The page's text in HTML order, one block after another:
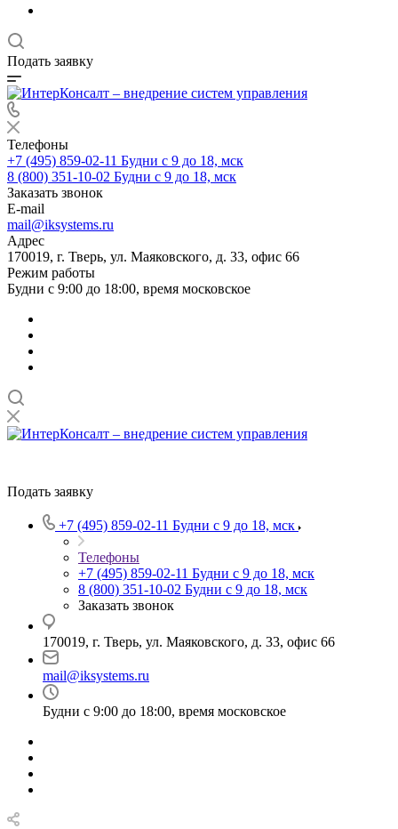
Подать заявку
Телефоны
+7 (495) 859-02-11 Будни с 9 до 18, мск
8 (800) 351-10-02 Будни с 9 до 18, мск
Заказать звонок
E-mail
mail@iksystems.ru
Адрес
170019, г. Тверь, ул. Маяковского, д. 33, офис 66
Режим работы
Будни с 9:00 до 18:00, время московское
Подать заявку
+7 (495) 859-02-11 Будни с 9 до 18, мск
Телефоны
+7 (495) 859-02-11 Будни с 9 до 18, мск
8 (800) 351-10-02 Будни с 9 до 18, мск
Заказать звонок
170019, г. Тверь, ул. Маяковского, д. 33, офис 66
mail@iksystems.ru
Будни с 9:00 до 18:00, время московское